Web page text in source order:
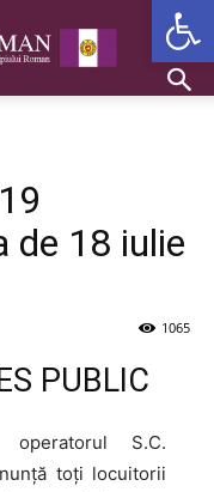
de 18 iulie
1065
PUBLIC
S.C.
toţi locuitorii